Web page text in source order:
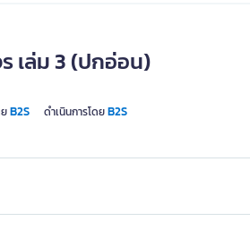
เล่ม 3 (ปกอ่อน)
B2S ดำเนินการโดยB2S